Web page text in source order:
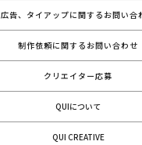
広告、タイアップに関するお問い合
制作依頼に関するお問い合わせ
クリエイター応募
QUIについて
QUI CREATIVE